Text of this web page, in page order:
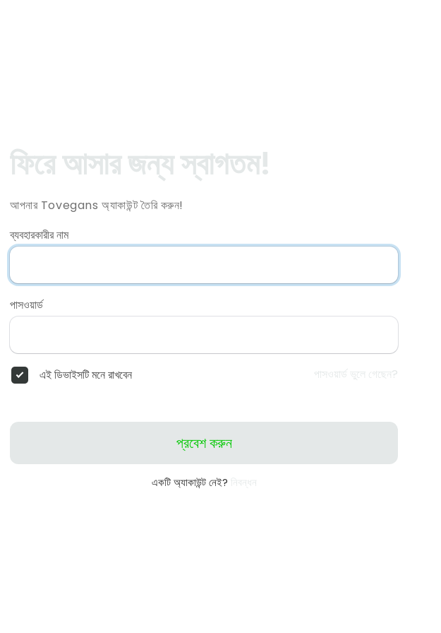
ফিরে আসার জন্য স্বাগতম!
আপনার Tovegans অ্যাকাউন্ট তৈরি করুন!
ব্যবহারকারীর নাম
পাসওয়ার্ড
এই ডিভাইসটি মনে রাখবেন পাসওয়ার্ড ভুলে গেছেন?
প্রবেশ করুন
একটি অ্যাকাউন্ট নেই? নিবন্ধন